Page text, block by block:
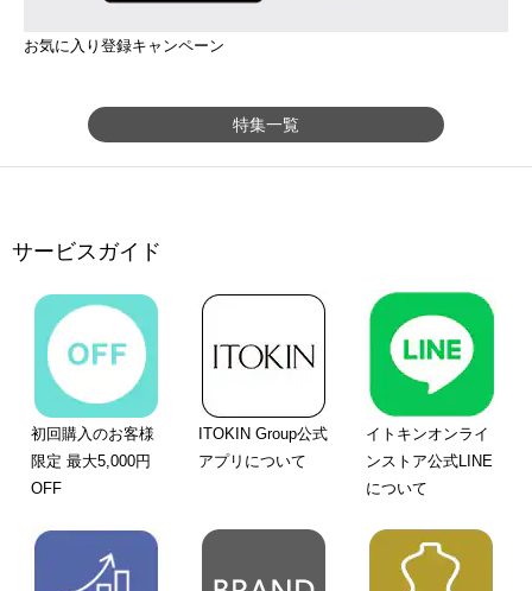
お気に入り登録キャンペーン
特集一覧
サービスガイド
初回購入のお客様
限定 最大5,000円
OFF
ITOKIN Group公式
アプリについて
イトキンオンライ
ンストア公式LINE
について